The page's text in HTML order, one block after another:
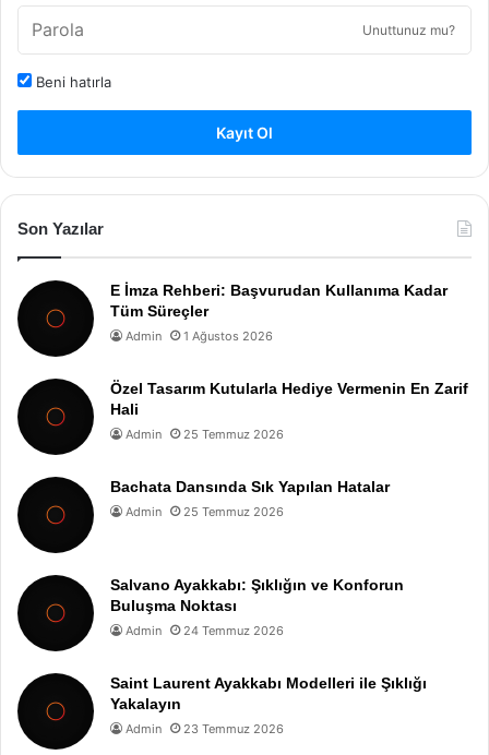
Unuttunuz mu?
Beni hatırla
Kayıt Ol
Son Yazılar
E İmza Rehberi: Başvurudan Kullanıma Kadar
Tüm Süreçler
Admin 1 Ağustos 2026
Özel Tasarım Kutularla Hediye Vermenin En Zarif
Hali
Admin 25 Temmuz 2026
Bachata Dansında Sık Yapılan Hatalar
Admin 25 Temmuz 2026
Salvano Ayakkabı: Şıklığın ve Konforun
Buluşma Noktası
Admin 24 Temmuz 2026
Saint Laurent Ayakkabı Modelleri ile Şıklığı
Yakalayın
Admin 23 Temmuz 2026